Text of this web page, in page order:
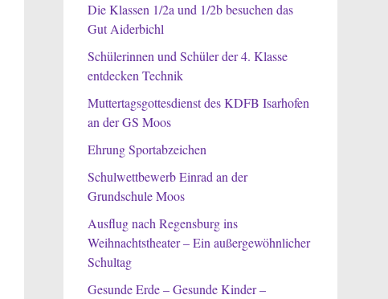
Die Klassen 1/2a und 1/2b besuchen das
Gut Aiderbichl
Schülerinnen und Schüler der 4. Klasse
entdecken Technik
Muttertagsgottesdienst des KDFB Isarhofen
an der GS Moos
Ehrung Sportabzeichen
Schulwettbewerb Einrad an der
Grundschule Moos
Ausflug nach Regensburg ins
Weihnachtstheater – Ein außergewöhnlicher
Schultag
Gesunde Erde – Gesunde Kinder –